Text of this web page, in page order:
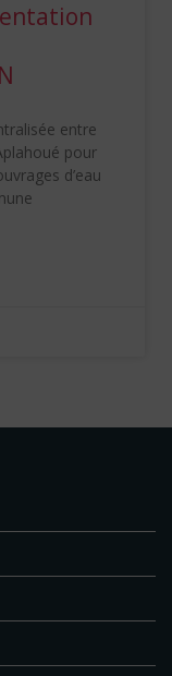
entre
pour
d’eau